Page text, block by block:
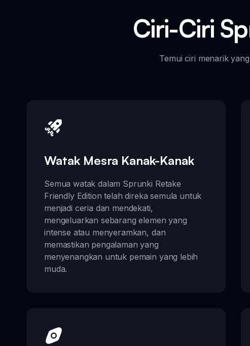
Ciri-Ciri
Temui ciri menarik
Watak Mesra Kanak-Kanak
Semua watak dalam Sprunki Retake
Friendly Edition telah direka semula untuk
menjadi ceria dan mendekati,
mengeluarkan sebarang elemen yang
intense atau menyeramkan, dan
memastikan pengalaman yang
menyenangkan untuk pemain yang lebih
muda.